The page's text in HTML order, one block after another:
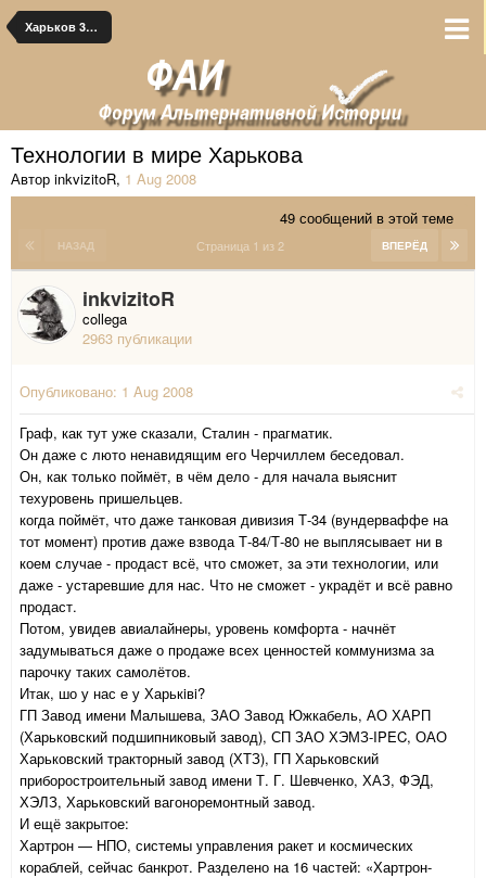
Харьков 354-286
Технологии в мире Харькова
Автор inkvizitoR, 1 Aug 2008
49 сообщений в этой теме
НАЗАД ВПЕРЁД
Страница 1 из 2
inkvizitoR
collega
2963 публикации
Опубликовано: 1 Aug 2008
Граф, как тут уже сказали, Сталин - прагматик.
Он даже с люто ненавидящим его Черчиллем беседовал.
Он, как только поймёт, в чём дело - для начала выяснит
техуровень пришельцев.
когда поймёт, что даже танковая дивизия Т-34 (вундерваффе на
тот момент) против даже взвода Т-84/Т-80 не выплясывает ни в
коем случае - продаст всё, что сможет, за эти технологии, или
даже - устаревшие для нас. Что не сможет - украдёт и всё равно
продаст.
Потом, увидев авиалайнеры, уровень комфорта - начнёт
задумываться даже о продаже всех ценностей коммунизма за
парочку таких самолётов.
Итак, шо у нас е у Харькiвi?
ГП Завод имени Малышева, ЗАО Завод Южкабель, АО ХАРП
(Харьковский подшипниковый завод), СП ЗАО ХЭМЗ-IPEC, ОАО
Харьковский тракторный завод (ХТЗ), ГП Харьковский
приборостроительный завод имени Т. Г. Шевченко, ХАЗ, ФЭД,
ХЭЛЗ, Харьковский вагоноремонтный завод.
И ещё закрытое:
Хартрон — НПО, системы управления ракет и космических
кораблей, сейчас банкрот. Разделено на 16 частей: «Хартрон-